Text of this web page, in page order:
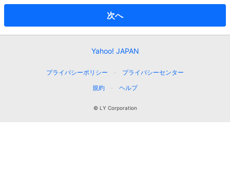
次へ
Yahoo! JAPAN
プライバシーポリシー
プライバシーセンター
規約
ヘルプ
© LY Corporation